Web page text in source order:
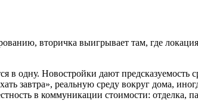
вторичка выигрывает там, где
в одну. Новостройки дают
завтра», реальную среду вокруг дома,
в коммуникации стоимости: